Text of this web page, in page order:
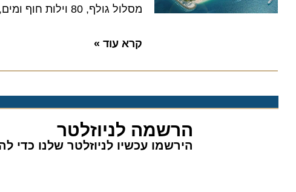
מסלול גולף, 80 וילות חוף ומים, ברים ומסעדות ועוד
קרא עוד »
הרשמה לניוזלטר
הירשמו עכשיו לניוזלטר שלנו כדי